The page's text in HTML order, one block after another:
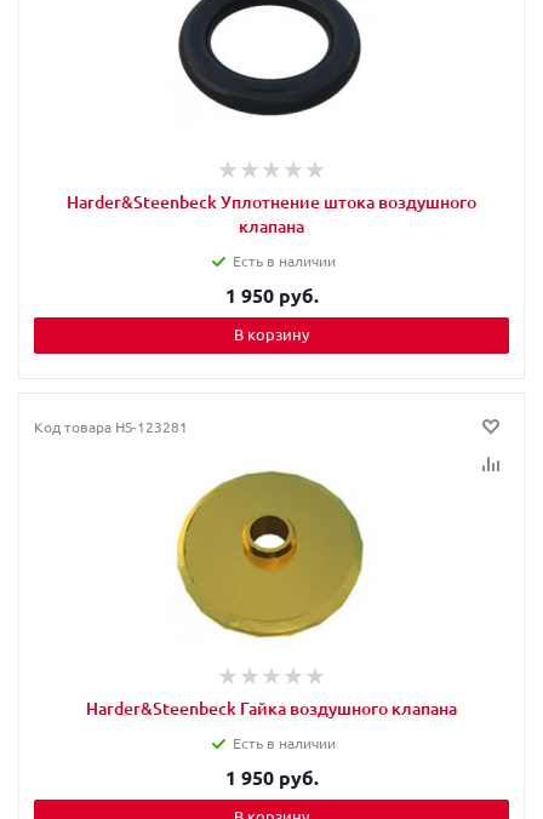
Harder&Steenbeck Уплотнение штока воздушного
клапана
Есть в наличии
1 950 руб.
В корзину
Код товара HS-123281
Harder&Steenbeck Гайка воздушного клапана
Есть в наличии
1 950 руб.